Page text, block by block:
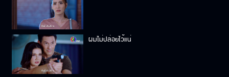
ผมไม่ปล่อยไว้แน่